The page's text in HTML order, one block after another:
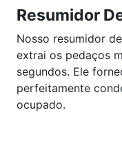
Resumidor
Nosso resumidor
extrai os pedaços
segundos. Ele
perfeitamente
ocupado.